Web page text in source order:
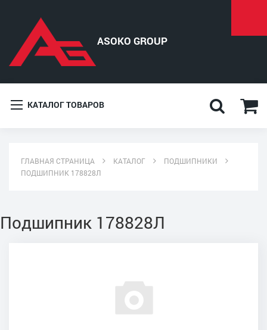
КАТАЛОГ ТОВАРОВ
ГЛАВНАЯ СТРАНИЦА КАТАЛОГ
ПОДШИПНИКИ
ПОДШИПНИК 178828Л
Подшипник 178828Л